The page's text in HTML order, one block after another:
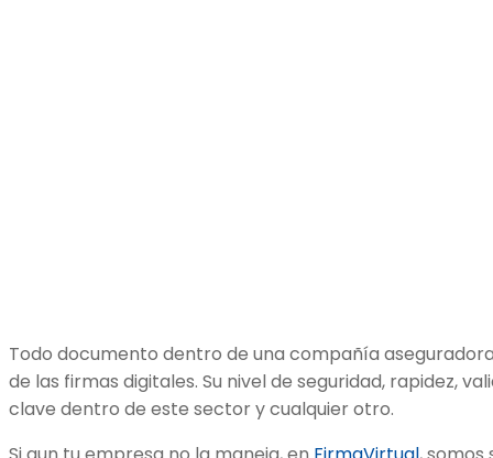
Todo documento dentro de una compañía
de las firmas digitales. Su nivel de seguridad, rapidez,
clave dentro de este sector y cualquier otro.